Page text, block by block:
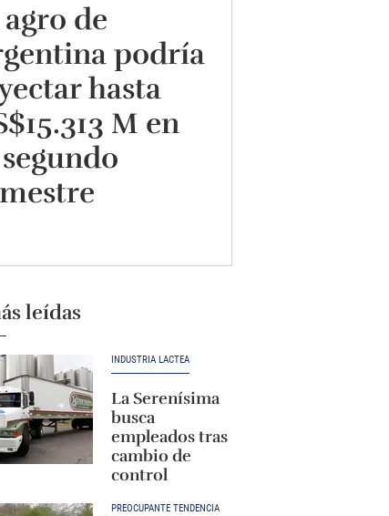
de
podría
hasta
M en
leídas
INDUSTRIA LÁCTEA
La Serenísima
busca
empleados tras
cambio de
control
PREOCUPANTE TENDENCIA